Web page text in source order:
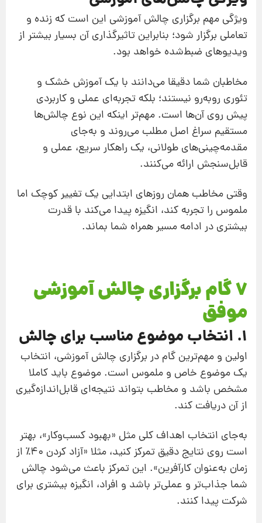
ویژگی مهم برگزاری چالش آموزشی این است که زنده و
تعاملی برگزار شود؛ بنابراین تاثیرگذاری آن بسیار بیشتر از
ویدیوهای ضبط‌شده خواهد بود.
مخاطبان شما دقیقا می‌دانند با یک آموزش خشک و
تئوری روبه‌رو نیستند؛ بلکه تجربه‌ای عملی و کاربردی
پیش‌ روی آن‌ها است. مهم‌تر اینکه این نوع چالش‌ها
مستقیم سراغ اصل مطلب می‌روند و به‌جای
مقدمه‌چینی‌های طولانی، یک راهکار سریع، عملی و
قابل‌سنجش ارائه می‌کنند.
وقتی مخاطب همان روزهای ابتدایی یک تغییر کوچک اما
ملموس را تجربه کند، انگیزه پیدا می‌کند با قدرت
بیشتری در ادامه مسیر همراه شما بماند.
7 گام برگزاری چالش آموزشی
موفق
1. انتخاب موضوع مناسب برای چالش
اولین و مهم‌ترین گام در برگزاری چالش آموزشی، انتخاب
یک موضوع خاص و ملموس است. موضوع باید کاملا
مشخص باشد و مخاطب بتواند نتیجه‌ای قابل‌اندازه‌گیری
از آن دریافت کند.
به‌جای انتخاب اهداف کلی مثل «بهبود کسب‌وکار»، بهتر
است روی نتایج دقیق تمرکز کنید، مثلا «آزاد کردن ۴۰٪ از
زمان به‌عنوان کارآفرین». این تمرکز باعث می‌شود چالش
شما جذاب‌تر و عملی‌تر باشد و افراد، انگیزه بیشتری برای
شرکت پیدا کنند.